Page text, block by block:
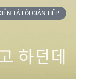
TẢ LỐI GIÁN TIẾP